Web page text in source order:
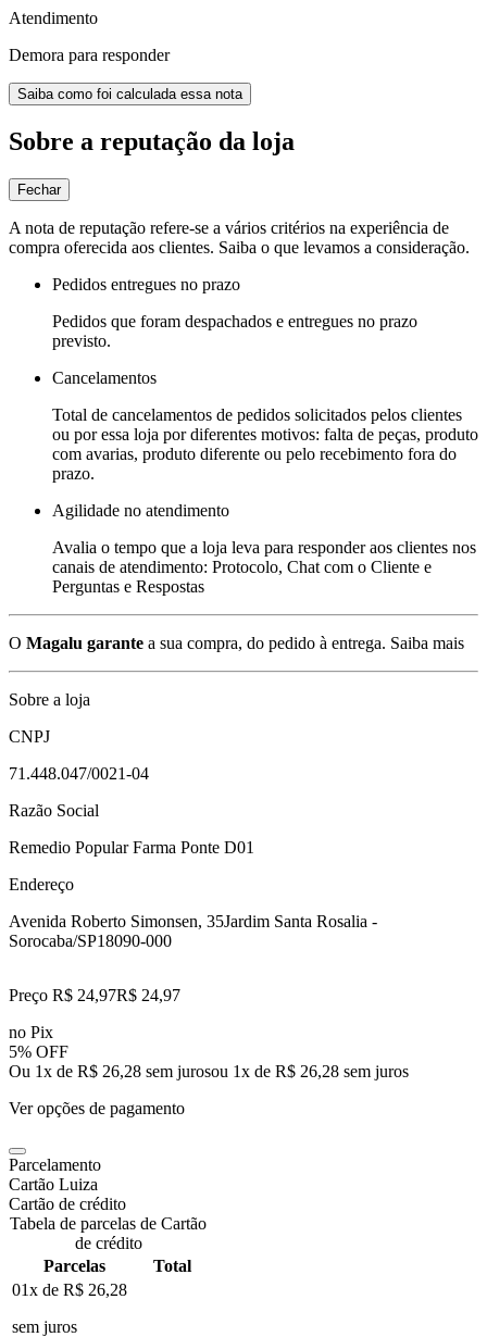
Atendimento
Demora para responder
Saiba como foi calculada essa nota
Sobre a reputação da loja
Fechar
A nota de reputação refere-se a vários critérios na experiência de
compra oferecida aos clientes. Saiba o que levamos a consideração.
Pedidos entregues no prazo
Pedidos que foram despachados e entregues no prazo
previsto.
Cancelamentos
Total de cancelamentos de pedidos solicitados pelos clientes
ou por essa loja por diferentes motivos: falta de peças, produto
com avarias, produto diferente ou pelo recebimento fora do
prazo.
Agilidade no atendimento
Avalia o tempo que a loja leva para responder aos clientes nos
canais de atendimento: Protocolo, Chat com o Cliente e
Perguntas e Respostas
O Magalu garante a sua compra, do pedido à entrega. Saiba mais
Sobre a loja
CNPJ
71.448.047/0021-04
Razão Social
Remedio Popular Farma Ponte D01
Endereço
Avenida Roberto Simonsen, 35Jardim Santa Rosalia -
Sorocaba/SP18090-000
Preço R$ 24,97R$ 24,97
no Pix
5% OFF
Ou 1x de R$ 26,28 sem jurosou 1x de R$ 26,28 sem juros
Ver opções de pagamento
Parcelamento
Cartão Luiza
Cartão de crédito
Tabela de parcelas de Cartão
de crédito
Parcelas
Total
01x de R$ 26,28
sem juros